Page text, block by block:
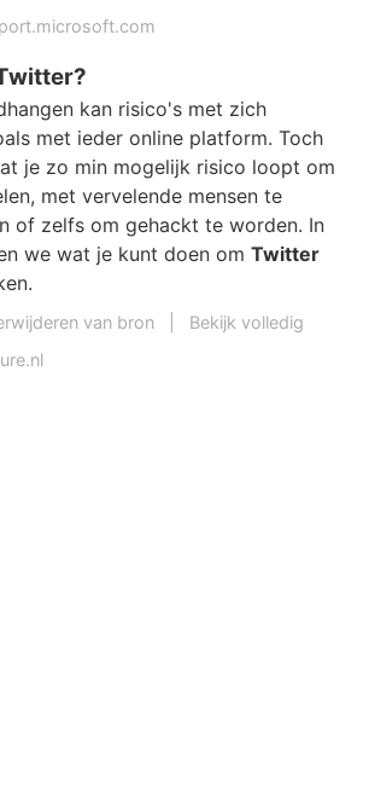
kan risico's met zich
met ieder online platform. Toch
je zo min mogelijk risico loopt om
met vervelende mensen te
of zelfs om gehackt te worden. In
we wat je kunt doen om Twitter
van bron
Bekijk volledig